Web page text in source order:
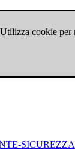
cookie per
SICUREZZA